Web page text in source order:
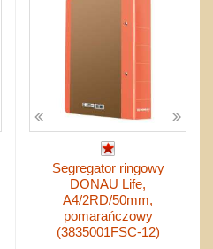
Segregator ringowy
DONAU Life,
A4/2RD/50mm,
pomarańczowy
(3835001FSC-12)